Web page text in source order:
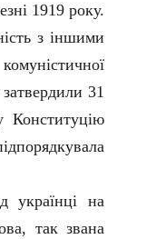
1919 року.
з іншими
31
Конституцію
українці на
так звана